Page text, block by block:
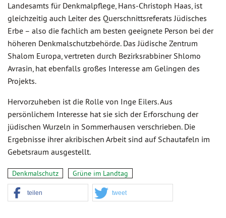
Landesamts für Denkmalpflege, Hans-Christoph Haas, ist
gleichzeitig auch Leiter des Querschnittsreferats Jüdisches
Erbe – also die fachlich am besten geeignete Person bei der
höheren Denkmalschutzbehörde. Das Jüdische Zentrum
Shalom Europa, vertreten durch Bezirksrabbiner Shlomo
Avrasin, hat ebenfalls großes Interesse am Gelingen des
Projekts.
Hervorzuheben ist die Rolle von Inge Eilers. Aus
persönlichem Interesse hat sie sich der Erforschung der
jüdischen Wurzeln in Sommerhausen verschrieben. Die
Ergebnisse ihrer akribischen Arbeit sind auf Schautafeln im
Gebetsraum ausgestellt.
Denkmalschutz Grüne im Landtag
teilen tweet